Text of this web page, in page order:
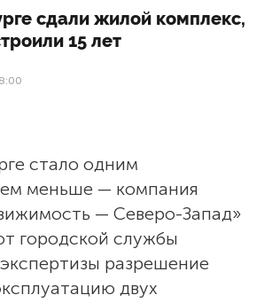
сдали жилой комплекс,
15 лет
стало одним
меньше — компания
— Северо-Запад»
городской службы
разрешение
двух